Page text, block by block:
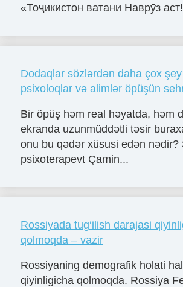
«Тоҷикистон ватани Наврӯз
Dodaqlar sözlərdən daha çox
psixoloqlar və alimlər öpüşün
Bir öpüş həm real həyatda, həm
ekranda uzunmüddətli təsir
onu bu qədər xüsusi edən nədir?
psixoterapevt Çamin...
Rossiyada tug‘ilish darajasi
qolmoqda – vazir
Rossiyaning demografik holati
qiyinligicha qolmoqda. Rossiya